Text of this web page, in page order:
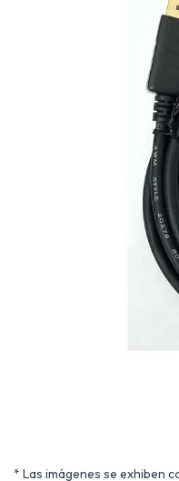
* Las imágenes se exhiben